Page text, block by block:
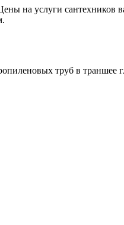
на услуги
труб в траншее